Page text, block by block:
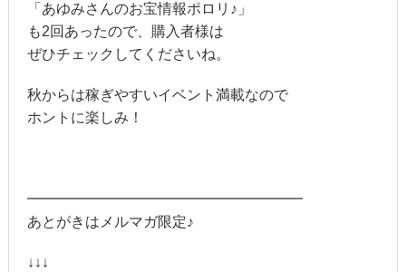
「あゆみさんのお宝情報ポロリ♪」
も2回あったので、購入者様は
ぜひチェックしてくださいね。
秋からは稼ぎやすいイベント満載なので
ホントに楽しみ！
━━━━━━━━━━━━━━━━━━━
あとがきはメルマガ限定♪
↓↓↓